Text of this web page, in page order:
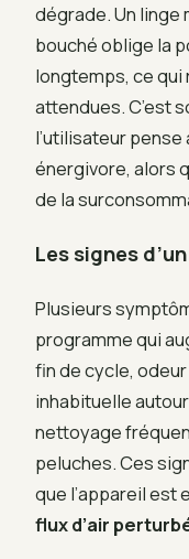
dégrade. Un linge
bouché oblige la
longtemps, ce
attendues. C’est
l’utilisateur
énergivore, alors
de la
Les signes
Plusieurs
programme qui
fin de cycle,
inhabituelle
nettoyage
peluches. Ces
que l’appareil est
flux d’air